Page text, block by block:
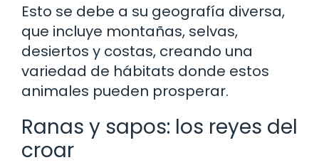
Esto se debe a su geografía diversa,
que incluye montañas, selvas,
desiertos y costas, creando una
variedad de hábitats donde estos
animales pueden prosperar.
Ranas y sapos: los reyes del
croar